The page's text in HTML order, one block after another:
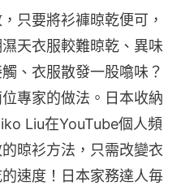
只要將衫褲晾乾便可，
天衣服較難晾乾、異味
、衣服散發一股噏味？
專家的做法。日本收納
Liu在YouTube個人頻
晾衫方法，只需改變衣
速度！日本家務達人毎